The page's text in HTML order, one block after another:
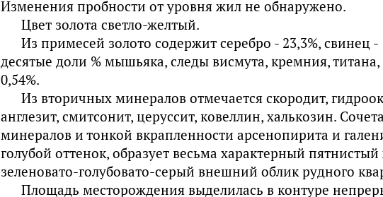
Изменения пробности от уровня жил не обнаружено.
Цвет золота светло-желтый.
Из примесей золото содержит серебро - 23,3%, свинец -
десятые доли % мышьяка, следы висмута, кремния, титана,
0,54%.
Из вторичных минералов отмечается скородит,
англезит, смитсонит, церуссит, ковеллин, халькозин.
минералов и тонкой вкрапленности арсенопирита и
голубой оттенок, образует весьма характерный
зеленовато-голубовато-серый внешний облик рудного
Площадь месторождения выделилась в контуре